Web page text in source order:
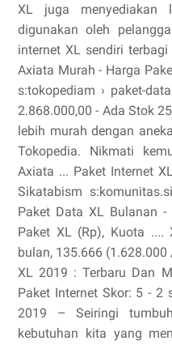
XL juga menyediakan
digunakan oleh
internet XL sendiri
Axiata Murah - Harga
s:tokopediam › paket-
2.868.000,00 - ‎Ada Stok
lebih murah dengan
Tokopedia. Nikmati
Axiata ... Paket Internet
Sikatabism
Paket Data XL Bulanan
Paket XL (Rp), Kuota
bulan, 135.666
XL 2019 : Terbaru Dan
Paket Internet Skor: 5 - ‎2
2019 – Seiringi
kebutuhan kita yang